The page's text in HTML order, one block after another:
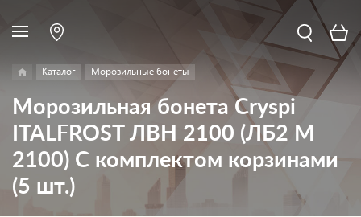
Каталог Морозильные бонеты
Морозильная бонета Cryspi
ITALFROST ЛВН 2100 (ЛБ2 М
2100) С комплектом корзинами
(5 шт.)